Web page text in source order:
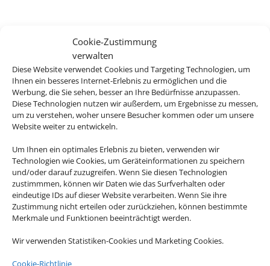
Cookie-Zustimmung
verwalten
Diese Website verwendet Cookies und Targeting Technologien, um
Ihnen ein besseres Internet-Erlebnis zu ermöglichen und die
Werbung, die Sie sehen, besser an Ihre Bedürfnisse anzupassen.
Diese Technologien nutzen wir außerdem, um Ergebnisse zu messen,
um zu verstehen, woher unsere Besucher kommen oder um unsere
Website weiter zu entwickeln.
Um Ihnen ein optimales Erlebnis zu bieten, verwenden wir
Technologien wie Cookies, um Geräteinformationen zu speichern
und/oder darauf zuzugreifen. Wenn Sie diesen Technologien
zustimmmen, können wir Daten wie das Surfverhalten oder
eindeutige IDs auf dieser Website verarbeiten. Wenn Sie ihre
Zustimmung nicht erteilen oder zurückziehen, können bestimmte
Merkmale und Funktionen beeinträchtigt werden.
Wir verwenden Statistiken-Cookies und Marketing Cookies.
Cookie-Richtlinie
Bauen Sie sich Ihre Reise selbst zusammen
und profitieren Sie dabei von maximaler
Flexibilität. Die besten Hotelangebote für
Ihren Urlaub finden Sie dabei bei uns.

RIESIGE AUSWAHL
europaweit